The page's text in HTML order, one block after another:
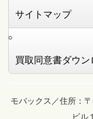
サイトマップ
買取同意書ダウン
モバックス／住所：
ビル